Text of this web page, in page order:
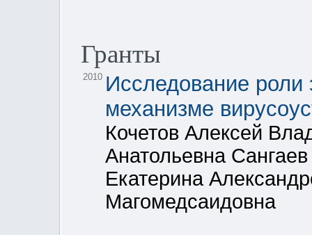
Гранты
2010 Исследование роли
механизме
Кочетов Алексей
Анатольевна
Екатерина
Магомедсаидовна